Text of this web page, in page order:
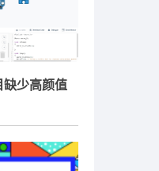
缺少高颜值